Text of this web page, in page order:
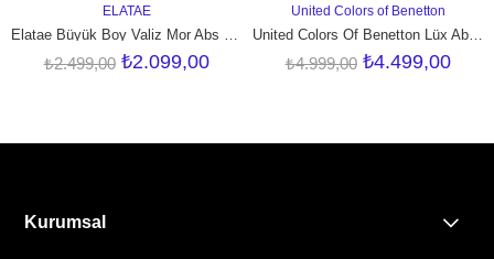
SEPETE EKLE
ELATAE
₺2.099,00
₺2.499,00
SEPETE EKLE
United Colors of Benetton
₺4.499,00
₺4.999,00
Kurumsal